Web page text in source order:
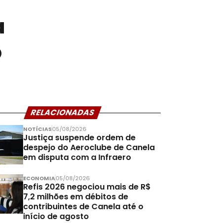
RELACIONADAS
NOTÍCIAS05/08/2026
Justiça suspende ordem de
despejo do Aeroclube de Canela
em disputa com a Infraero
ECONOMIA05/08/2026
Refis 2026 negociou mais de R$
7,2 milhões em débitos de
contribuintes de Canela até o
início de agosto